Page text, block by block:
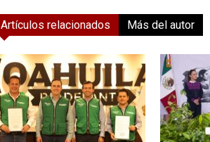
Artículos relacionados Más del autor